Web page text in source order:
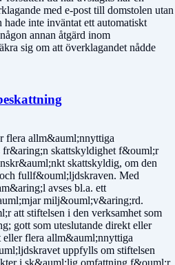
med e-post till domstolen utan
inte inväntat ett automatiskt
annan åtgärd inom
sig om att överklagandet nådde
flera allm&auml;nnyttiga
skattskyldighet f&ouml;r
skattskyldig, om den
fullf&ouml;ljdskraven. Med
avses bl.a. ett
milj&ouml;v&aring;rd.
att stiftelsen i den verksamhet som
gott som uteslutande direkt eller
flera allm&auml;nnyttiga
uppfylls om stiftelsen